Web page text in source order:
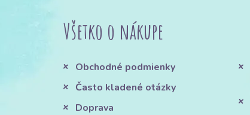
Všetko o nákupe
Obchodné podmienky
Často kladené otázky
Doprava